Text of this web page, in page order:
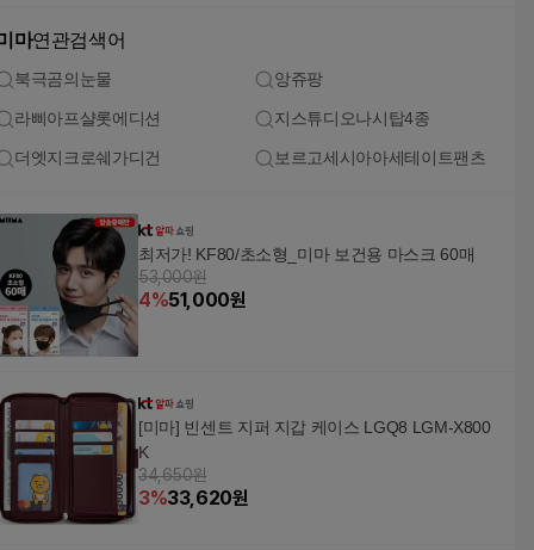
마연관검색어
북극곰의눈물 앙쥬팡
라삐아프샬롯에디션 지스튜디오나시탑4종
더엣지크로쉐가디건 보르고세시아아세테이트팬츠
최저가! KF80/초소형_미마 보건용 마스크 60매
53,000원
4%51,000원
[미마] 빈센트 지퍼 지갑 케이스 LGQ8 LGM-X800
K
34,650원
3%33,620원